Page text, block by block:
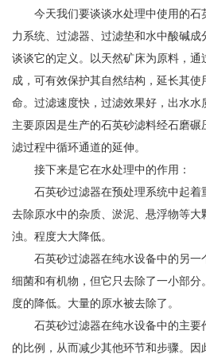
今天我们要谈谈水处理中使用的石
力系统、过滤器、过滤垫和水中酸碱
谈谈它的定义。以天然矿床为原料，通
成，可有效保护其自然结构，延长其
命。过滤速度快，过滤效果好，出水水
主要原因是生产的石英砂滤料经石磨
滤过程中循环通道的延伸。
接下来是它在水处理中的作用：
石英砂过滤器在预处理系统中起着
去除原水中的杂质、淤泥、悬浮物等大
浊。程度大大降低。
石英砂过滤器在纯水设备中的另一
细菌和有机物，但它只去除了一小部分
度的降低。大量的原水被去除了。
石英砂过滤器在纯水设备中的主要
的比例，从而减少其他环节和步骤。